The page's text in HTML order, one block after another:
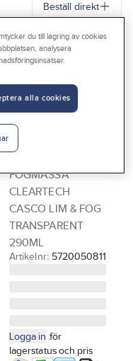
Beställ direkt
Förbrukning
Fogmassa
CASCO
Fogmassa,
Cleartech
FOGMASSA
CLEARTECH
CASCO LIM & FOG
TRANSPARENT
290ML
Artikelnr: 5720050811
Logga in för
lagerstatus och pris
du till lagring av cookies
analysera
alla cookies